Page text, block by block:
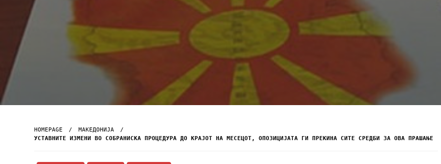
HOMEPAGE
МАКЕДОНИЈА
УСТАВНИТЕ ИЗМЕНИ ВО СОБРАНИСКА ПРОЦЕДУРА ДО КРАЈОТ НА МЕСЕЦОТ, ОПОЗИЦИЈАТА ГИ ПРЕКИНА СИТЕ СРЕДБИ ЗА ОВА ПРАШАЊЕ